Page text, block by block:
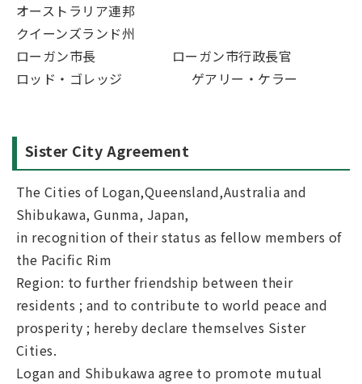
オーストラリア連邦
クイーンズランド州
ローガン市長 ローガン市行政長官
ロッド・ゴレッジ ゲアリー・ケラー
Sister City Agreement
The Cities of Logan,Queensland,Australia and
Shibukawa, Gunma, Japan,
in recognition of their status as fellow members of
the Pacific Rim
Region: to further friendship between their
residents ; and to contribute to world peace and
prosperity ; hereby declare themselves Sister
Cities.
Logan and Shibukawa agree to promote mutual